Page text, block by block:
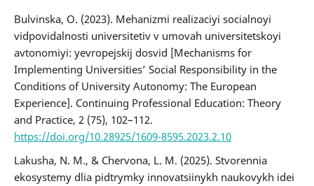
Bulvinska, O. (2023). Mehanizmi realizaciyi socialnoyi
vidpovidalnosti universitetiv v umovah universitetskoyi
avtonomiyi: yevropejskij dosvid [Mechanisms for
Implementing Universities’ Social Responsibility in the
Conditions of University Autonomy: The European
Experience]. Continuing Professional Education: Theory
and Practice, 2 (75), 102–112.
https://doi.org/10.28925/1609-8595.2023.2.10
Lakusha, N. M., & Chervona, L. M. (2025). Stvorennia
ekosystemy dlia pidtrymky innovatsiinykh naukovykh idei